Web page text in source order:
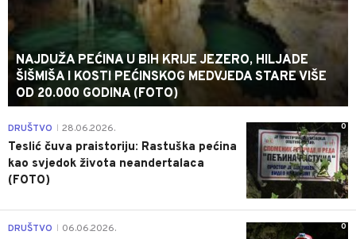
NAJDUŽA PEĆINA U BIH KRIJE JEZERO, HILJADE
ŠIŠMIŠA I KOSTI PEĆINSKOG MEDVJEDA STARE VIŠE
OD 20.000 GODINA (FOTO)
0
DRUŠTVO 28.06.2026.
Teslić čuva praistoriju: Rastuška pećina
kao svjedok života neandertalaca
(FOTO)
0
DRUŠTVO 06.06.2026.